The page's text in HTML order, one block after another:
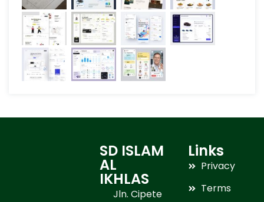
SD ISLAM
AL
IKHLAS
Jln. Cipete
Links
Privacy
Terms